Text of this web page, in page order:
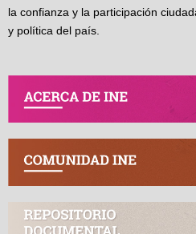
la confianza y la participación
y política del país.